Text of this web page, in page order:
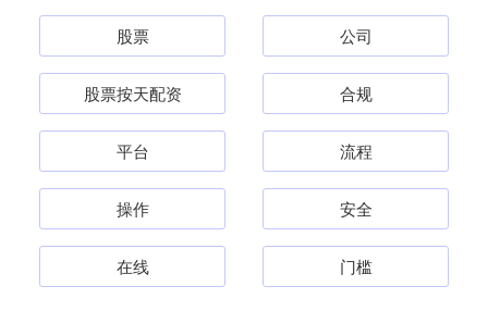
股票 公司
股票按天配资 合规
平台 流程
操作 安全
在线 门槛